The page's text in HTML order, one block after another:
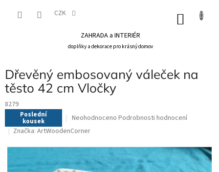
CZK
ZAHRADA a INTERIÉR
doplňky a dekorace pro krásný domov
Dřevěný embosovaný váleček na
těsto 42 cm Vločky
8279
Poslední
kousek
Průměrné
hodnocení
produktu
je
Neohodnoceno Podrobnosti hodnocení
Značka: ArtWoodenCorner